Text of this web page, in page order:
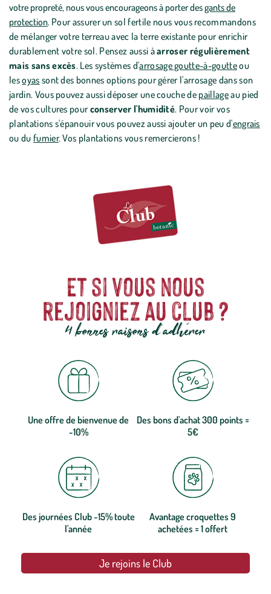
votre propreté, nous vous encourageons à porter desgants de
protection. Pour assurer un sol fertile nous vous recommandons
de mélanger votre terreau avec la terre existante pour enrichir
durablement votre sol. Pensez aussi àarroser régulièrement
mais sans excès. Les systèmes d'arrosage goutte-à-goutteou
lesoyas sont des bonnes options pour gérer l'arrosage dans son
jardin. Vous pouvez aussi déposer une couche de paillageau pied
de vos cultures pourconserver l'humidité. Pour voir vos
plantations s'épanouir vous pouvez aussi ajouter un peu d'engrais
ou du fumier. Vos plantations vous remercierons !
Et si vous nous
rejoigniez au club ?
4 bonnes raisons d'adhérer
Une offre de bienvenue de
-10%
Des bons d'achat 300 points =
5€
Des journées Club -15% toute
l'année
Avantage croquettes 9
achetées = 1 offert
Je rejoins le Club